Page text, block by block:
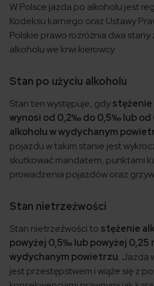
W Polsce jazda po alkoholu jest
Kodeksu karnego oraz Ustawy
Polskie prawo rozróżnia dwa
alkoholu we krwi kierowcy.
Stan po użyciu alkoholu
Stan ten występuje, gdystężenie
wynosi od 0,2‰ do 0,5‰ lub od
alkoholu w wydychanym
pojazdu w takim stanie jest
skutkować mandatem, punktami
prowadzenia pojazdów oraz
Stan nietrzeźwości
Stan nietrzeźwości to stężenie
powyżej 0,5‰ lub powyżej 0,25
wydychanym powietrzu. Jazda
jest przestępstwem i wiąże się z